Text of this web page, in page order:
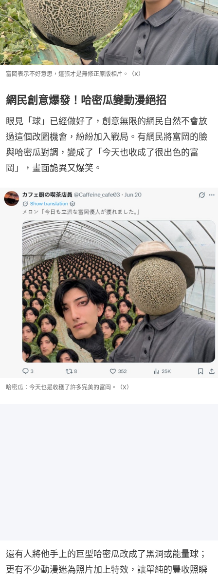
富岡表示不好意思，這張才是無修正原版相片。（X）
網民創意爆發！哈密瓜變動漫絕招
眼見「球」已經做好了，創意無限的網民自然不會放
過這個改圖機會，紛紛加入戰局。有網民將富岡的臉
與哈密瓜對調，變成了「今天也收成了很出色的富
岡」，畫面詭異又爆笑。
哈密瓜：今天也是收穫了許多完美的富岡。（X）
還有人將他手上的巨型哈密瓜改成了黑洞或能量球；
更有不少動漫迷為照片加上特效，讓單純的豐收照瞬